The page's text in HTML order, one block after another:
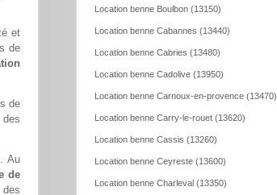
et
de
de
Au
de
Location benne Boulbon (13150)
Location benne Cabannes (13440)
Location benne Cabries (13480)
Location benne Cadolive (13950)
Location benne Carnoux-en-provence (13470)
Location benne Carry-le-rouet (13620)
Location benne Cassis (13260)
Location benne Ceyreste (13600)
Location benne Charleval (13350)